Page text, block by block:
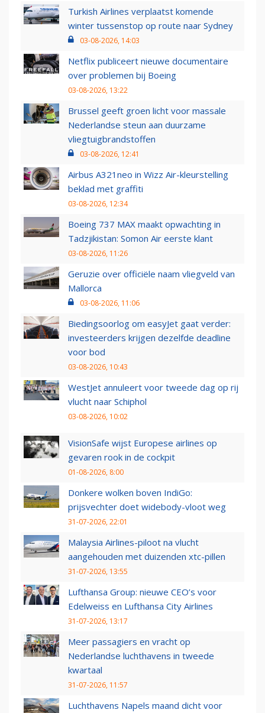
Turkish Airlines verplaatst komende
winter tussenstop op route naar Sydney
03-08-2026, 14:03
Netflix publiceert nieuwe documentaire
over problemen bij Boeing
03-08-2026, 13:22
Brussel geeft groen licht voor massale
Nederlandse steun aan duurzame
vliegtuigbrandstoffen
03-08-2026, 12:41
Airbus A321neo in Wizz Air-kleurstelling
beklad met graffiti
03-08-2026, 12:34
Boeing 737 MAX maakt opwachting in
Tadzjikistan: Somon Air eerste klant
03-08-2026, 11:26
Geruzie over officiële naam vliegveld van
Mallorca
03-08-2026, 11:06
Biedingsoorlog om easyJet gaat verder:
investeerders krijgen dezelfde deadline
voor bod
03-08-2026, 10:43
WestJet annuleert voor tweede dag op rij
vlucht naar Schiphol
03-08-2026, 10:02
VisionSafe wijst Europese airlines op
gevaren rook in de cockpit
01-08-2026, 8:00
Donkere wolken boven IndiGo:
prijsvechter doet widebody-vloot weg
31-07-2026, 22:01
Malaysia Airlines-piloot na vlucht
aangehouden met duizenden xtc-pillen
31-07-2026, 13:55
Lufthansa Group: nieuwe CEO’s voor
Edelweiss en Lufthansa City Airlines
31-07-2026, 13:17
Meer passagiers en vracht op
Nederlandse luchthavens in tweede
kwartaal
31-07-2026, 11:57
Luchthavens Napels maand dicht voor